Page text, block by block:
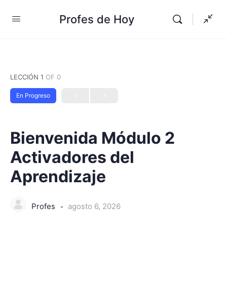
Profes de Hoy
LECCIÓN 1 OF 0
En Progreso
Bienvenida Módulo 2
Activadores del
Aprendizaje
Profes agosto 6, 2026